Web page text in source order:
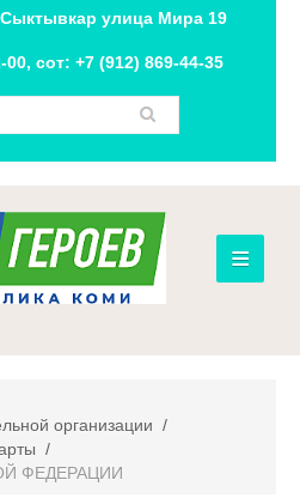
улица Мира 19
сот: +7 (912) 869-44-35
≡
организации /
/
ФЕДЕРАЦИИ